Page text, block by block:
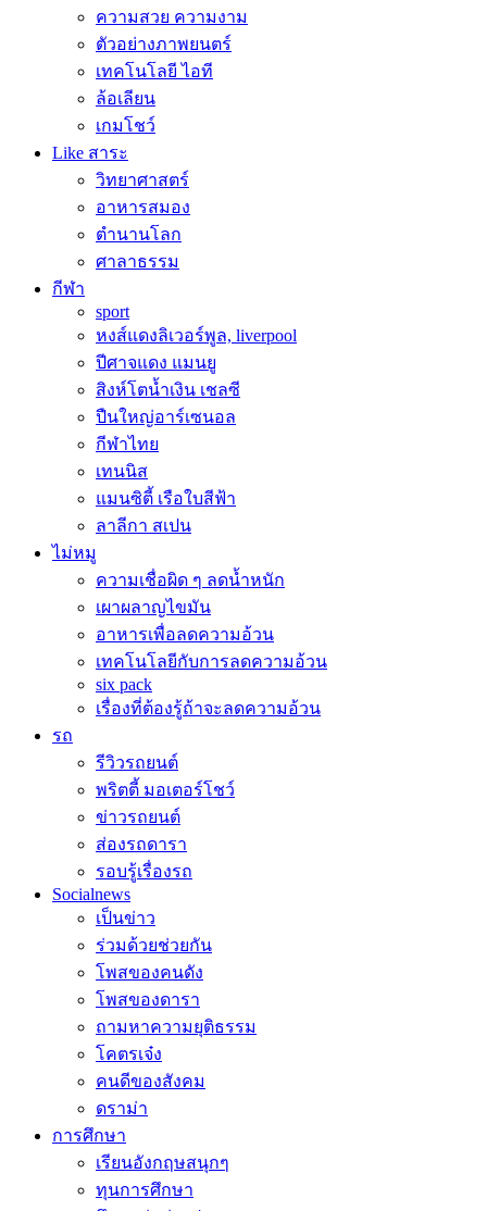
ความสวย ความงาม
ตัวอย่างภาพยนตร์
เทคโนโลยี ไอที
ล้อเลียน
เกมโชว์
Like สาระ
วิทยาศาสตร์
อาหารสมอง
ตำนานโลก
ศาลาธรรม
กีฬา
sport
หงส์แดงลิเวอร์พูล, liverpool
ปีศาจแดง แมนยู
สิงห์โตน้ำเงิน เชลซี
ปืนใหญ่อาร์เซนอล
กีฬาไทย
เทนนิส
แมนซิตี้ เรือใบสีฟ้า
ลาลีกา สเปน
ไม่หมู
ความเชื่อผิด ๆ ลดน้ำหนัก
เผาผลาญไขมัน
อาหารเพื่อลดความอ้วน
เทคโนโลยีกับการลดความอ้วน
six pack
เรื่องที่ต้องรู้ถ้าจะลดความอ้วน
รถ
รีวิวรถยนต์
พริตตี้ มอเตอร์โชว์
ข่าวรถยนต์
ส่องรถดารา
รอบรู้เรื่องรถ
Socialnews
เป็นข่าว
ร่วมด้วยช่วยกัน
โพสของคนดัง
โพสของดารา
ถามหาความยุติธรรม
โคตรเจ๋ง
คนดีของสังคม
ดราม่า
การศึกษา
เรียนอังกฤษสนุกๆ
ทุนการศึกษา